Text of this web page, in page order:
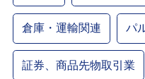
倉庫・運輸関連 パ
証券、商品先物取引業